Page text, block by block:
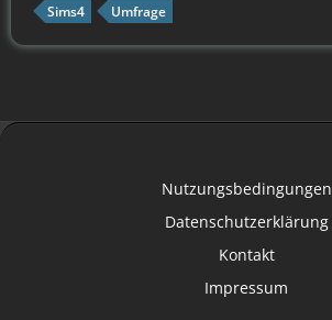
Sims4 Umfrage
Nutzungsbedingungen
Datenschutzerklärung
Kontakt
Impressum